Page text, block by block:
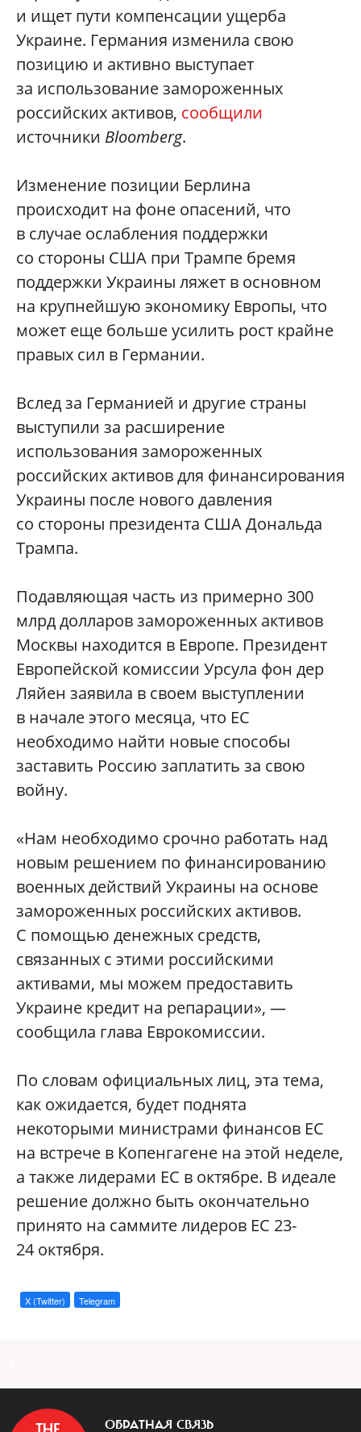
и ищет пути компенсации ущерба
Украине. Германия изменила свою
позицию и активно выступает
за использование замороженных
российских активов, сообщили
источники Bloomberg.
Изменение позиции Берлина
происходит на фоне опасений, что
в случае ослабления поддержки
со стороны США при Трампе бремя
поддержки Украины ляжет в основном
на крупнейшую экономику Европы, что
может еще больше усилить рост крайне
правых сил в Германии.
Вслед за Германией и другие страны
выступили за расширение
использования замороженных
российских активов для финансирования
Украины после нового давления
со стороны президента США Дональда
Трампа.
Подавляющая часть из примерно 300
млрд долларов замороженных активов
Москвы находится в Европе. Президент
Европейской комиссии Урсула фон дер
Ляйен заявила в своем выступлении
в начале этого месяца, что ЕС
необходимо найти новые способы
заставить Россию заплатить за свою
войну.
«Нам необходимо срочно работать над
новым решением по финансированию
военных действий Украины на основе
замороженных российских активов.
С помощью денежных средств,
связанных с этими российскими
активами, мы можем предоставить
Украине кредит на репарации», —
сообщила глава Еврокомиссии.
По словам официальных лиц, эта тема,
как ожидается, будет поднята
некоторыми министрами финансов ЕС
на встрече в Копенгагене на этой неделе,
а также лидерами ЕС в октябре. В идеале
решение должно быть окончательно
принято на саммите лидеров ЕС 23-
24 октября.
X (Twitter) Telegram
ОБРАТНАЯ СВЯЗЬ